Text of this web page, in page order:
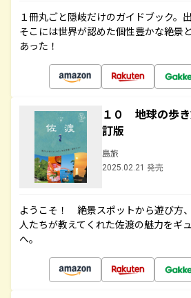
１冊丸ごと隠岐だけのガイドブック。
そこには世界が認めた個性豊かな絶景
あった！
１０ 地球の歩
訂版
島旅
2025.02.21 発売
ようこそ！ 絶景スポットから遊び方
人たちが教えてくれた佐渡の魅力をギ
へ。